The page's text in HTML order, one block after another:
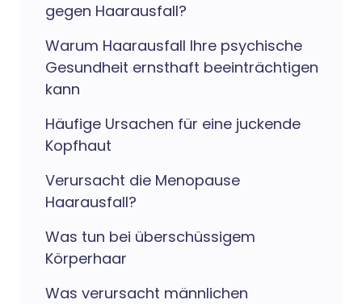
gegen Haarausfall?
Warum Haarausfall Ihre psychische
Gesundheit ernsthaft beeinträchtigen
kann
Häufige Ursachen für eine juckende
Kopfhaut
Verursacht die Menopause
Haarausfall?
Was tun bei überschüssigem
Körperhaar
Was verursacht männlichen